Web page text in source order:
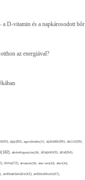
a D-vitamin és a napkárosodott bőr
az energiával?
agy(80), agyműködés(27), ajándék(95), akció(39),
alkoholfogyasztás(36), állapot(43), állat(54),
Alma(72), almaecet(26), aloe vera(33), álom(34),
antibakteriális(42), antibiotikum(47),